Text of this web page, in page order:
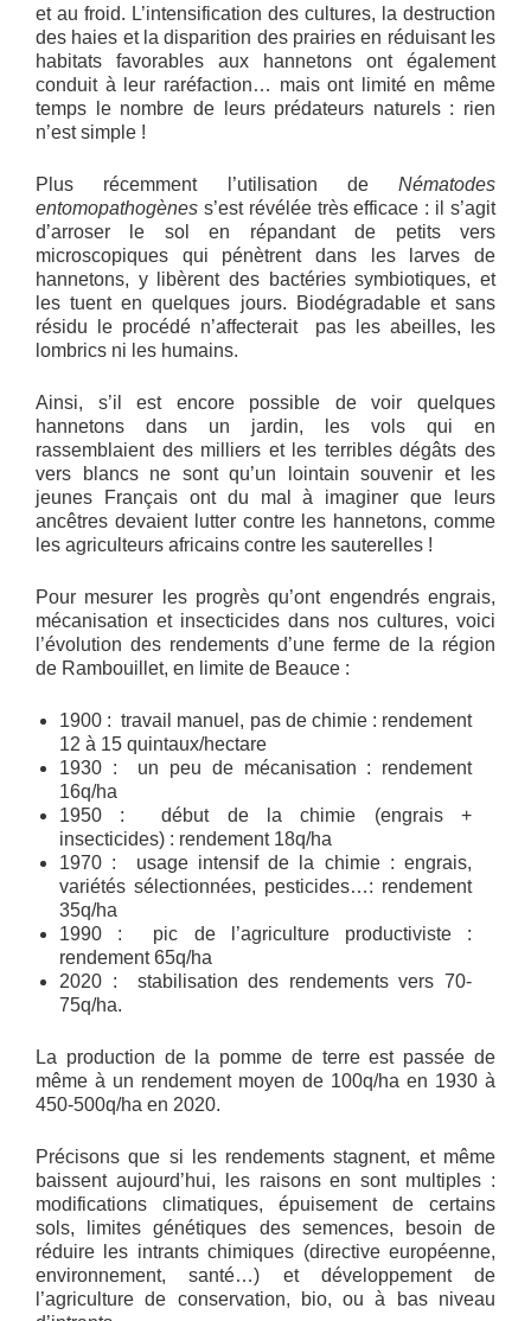
et au froid. L’intensification des cultures, la destruction
des haies et la disparition des prairies en réduisant les
habitats favorables aux hannetons ont également
conduit à leur raréfaction… mais ont limité en même
temps le nombre de leurs prédateurs naturels : rien
n’est simple !
Plus récemment l’utilisation de Nématodes
entomopathogènes s’est révélée très efficace : il s’agit
d’arroser le sol en répandant de petits vers
microscopiques qui pénètrent dans les larves de
hannetons, y libèrent des bactéries symbiotiques, et
les tuent en quelques jours. Biodégradable et sans
résidu le procédé n’affecterait pas les abeilles, les
lombrics ni les humains.
Ainsi, s’il est encore possible de voir quelques
hannetons dans un jardin, les vols qui en
rassemblaient des milliers et les terribles dégâts des
vers blancs ne sont qu’un lointain souvenir et les
jeunes Français ont du mal à imaginer que leurs
ancêtres devaient lutter contre les hannetons, comme
les agriculteurs africains contre les sauterelles !
Pour mesurer les progrès qu’ont engendrés engrais,
mécanisation et insecticides dans nos cultures, voici
l’évolution des rendements d’une ferme de la région
de Rambouillet, en limite de Beauce :
1900 : travail manuel, pas de chimie : rendement
12 à 15 quintaux/hectare
1930 : un peu de mécanisation : rendement
16q/ha
1950 : début de la chimie (engrais +
insecticides) : rendement 18q/ha
1970 : usage intensif de la chimie : engrais,
variétés sélectionnées, pesticides…: rendement
35q/ha
1990 : pic de l’agriculture productiviste :
rendement 65q/ha
2020 : stabilisation des rendements vers 70-
75q/ha.
La production de la pomme de terre est passée de
même à un rendement moyen de 100q/ha en 1930 à
450-500q/ha en 2020.
Précisons que si les rendements stagnent, et même
baissent aujourd’hui, les raisons en sont multiples :
modifications climatiques, épuisement de certains
sols, limites génétiques des semences, besoin de
réduire les intrants chimiques (directive européenne,
environnement, santé…) et développement de
l’agriculture de conservation, bio, ou à bas niveau